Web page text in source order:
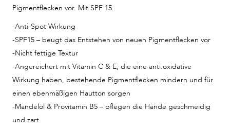
Pigmentflecken vor. Mit SPF 15.
-Anti-Spot Wirkung
-SPF15 – beugt das Entstehen von neuen Pigmentflecken vor
-Nicht fettige Textur
-Angereichert mit Vitamin C & E, die eine anti.oxidative
Wirkung haben, bestehende Pigmentflecken mindern und für
einen ebenmäßigen Hautton sorgen
-Mandelöl & Provitamin B5 – pflegen die Hände geschmeidig
und zart